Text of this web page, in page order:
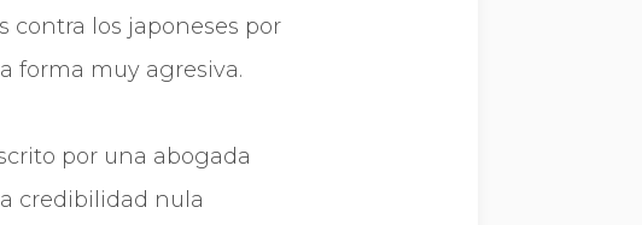
contra los japoneses por
forma muy agresiva.
por una abogada
credibilidad nula